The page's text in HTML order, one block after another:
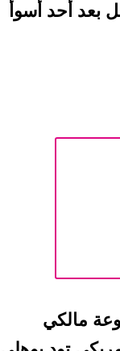
بعد أحد أسوأ
مالكي